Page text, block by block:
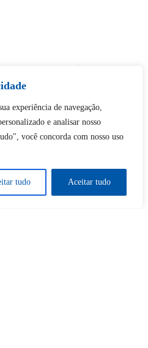
experiência de navegação,
e analisar nosso
você concorda com nosso uso
tudo Aceitar tudo
de que deseja
publicação?
esquerda : 0